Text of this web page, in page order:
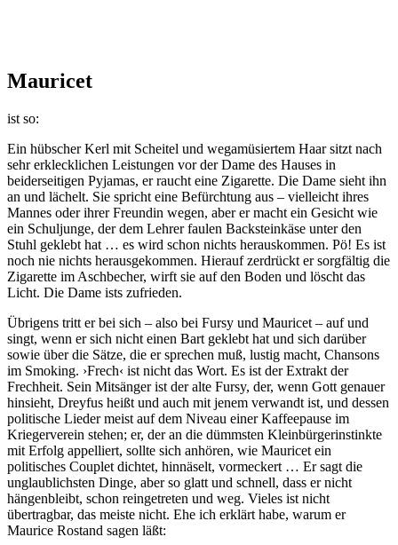
Mauricet
ist so:
Ein hübscher Kerl mit Scheitel und wegamüsiertem Haar sitzt nach
sehr erklecklichen Leistungen vor der Dame des Hauses in
beiderseitigen Pyjamas, er raucht eine Zigarette. Die Dame sieht ihn
an und lächelt. Sie spricht eine Befürchtung aus – vielleicht ihres
Mannes oder ihrer Freundin wegen, aber er macht ein Gesicht wie
ein Schuljunge, der dem Lehrer faulen Backsteinkäse unter den
Stuhl geklebt hat … es wird schon nichts herauskommen. Pö! Es ist
noch nie nichts herausgekommen. Hierauf zerdrückt er sorgfältig die
Zigarette im Aschbecher, wirft sie auf den Boden und löscht das
Licht. Die Dame ists zufrieden.
Übrigens tritt er bei sich – also bei Fursy und Mauricet – auf und
singt, wenn er sich nicht einen Bart geklebt hat und sich darüber
sowie über die Sätze, die er sprechen muß, lustig macht, Chansons
im Smoking. ›Frech‹ ist nicht das Wort. Es ist der Extrakt der
Frechheit. Sein Mitsänger ist der alte Fursy, der, wenn Gott genauer
hinsieht, Dreyfus heißt und auch mit jenem verwandt ist, und dessen
politische Lieder meist auf dem Niveau einer Kaffeepause im
Kriegerverein stehen; er, der an die dümmsten Kleinbürgerinstinkte
mit Erfolg appelliert, sollte sich anhören, wie Mauricet ein
politisches Couplet dichtet, hinnäselt, vormeckert … Er sagt die
unglaublichsten Dinge, aber so glatt und schnell, dass er nicht
hängenbleibt, schon reingetreten und weg. Vieles ist nicht
übertragbar, das meiste nicht. Ehe ich erklärt habe, warum er
Maurice Rostand sagen läßt: